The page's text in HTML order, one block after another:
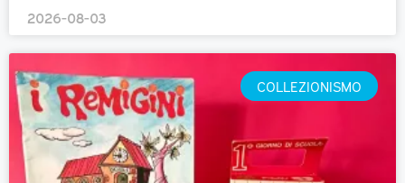
2026-08-03
COLLEZIONISMO